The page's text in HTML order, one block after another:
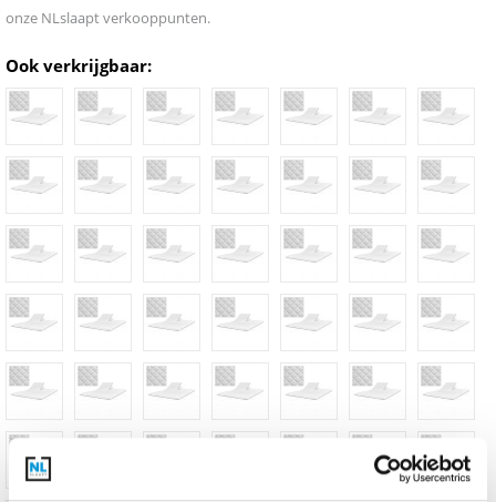
onze NLslaapt verkooppunten.
Ook verkrijgbaar: